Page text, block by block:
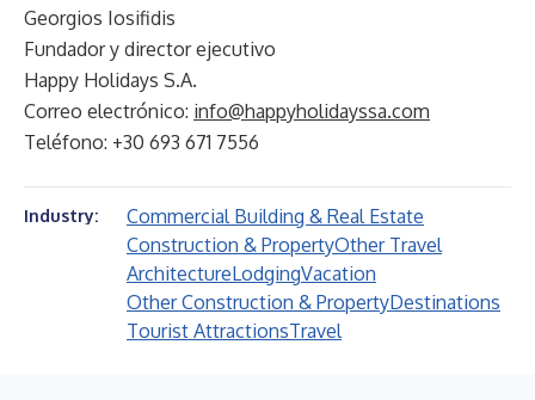
Georgios Iosifidis
Fundador y director ejecutivo
Happy Holidays S.A.
Correo electrónico: info@happyholidayssa.com
Teléfono: +30 693 671 7556
Industry:
Commercial Building & Real Estate
Construction & PropertyOther Travel
ArchitectureLodgingVacation
Other Construction & PropertyDestinations
Tourist AttractionsTravel